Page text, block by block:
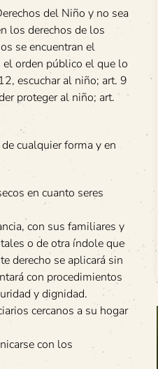
del Niño y no sea
los derechos de los
se encuentran el
orden público el que lo
escuchar al niño; art. 9
proteger al niño; art.
cualquier forma y en
en cuanto seres
con sus familiares y
o de otra índole que
derecho se aplicará sin
con procedimientos
y dignidad.
cercanos a su hogar
con los